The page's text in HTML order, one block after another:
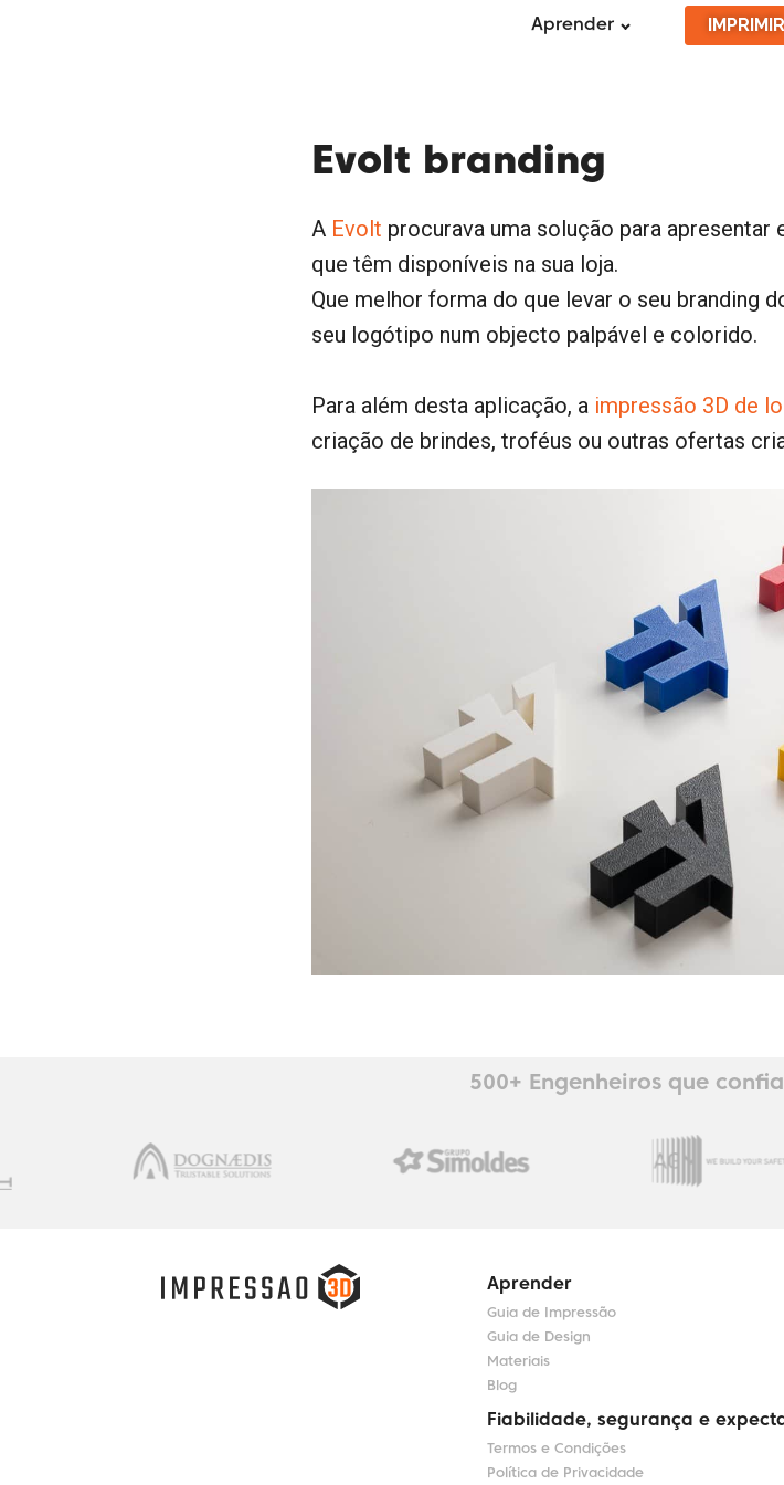
Aprender IMPRIMIR
Evolt branding
A Evolt procurava uma solução para
que têm disponíveis na sua loja.
Que melhor forma do que levar o seu branding
seu logótipo num objecto palpável e colorido.
Para além desta aplicação, a impressão 3D de
criação de brindes, troféus ou outras ofertas
500+ Engenheiros que
Aprender
Guia de Impressão
Guia de Design
Materiais
Blog
Fiabilidade, segurança e
Termos e Condições
Política de Privacidade